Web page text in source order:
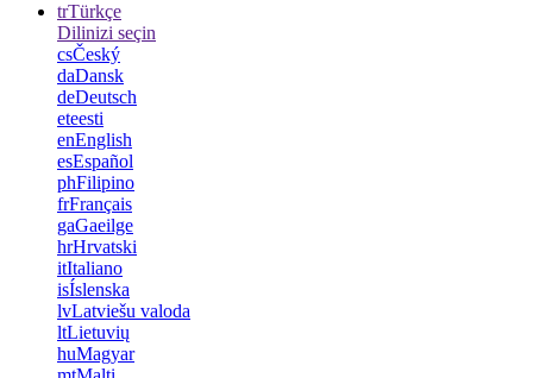
trTürkçe
Dilinizi seçin
csČeský
daDansk
deDeutsch
eteesti
enEnglish
esEspañol
phFilipino
frFrançais
gaGaeilge
hrHrvatski
itItaliano
isÍslenska
lvLatviešu valoda
ltLietuvių
huMagyar